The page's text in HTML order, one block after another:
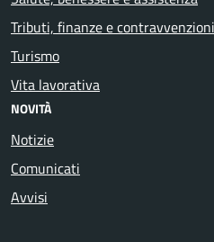
Tributi, finanze e contravvenzioni
Turismo
Vita lavorativa
NOVITÀ
Notizie
Comunicati
Avvisi